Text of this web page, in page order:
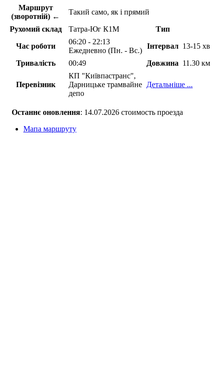
Маршрут
(зворотній) ←
Такий само, як і прямий
Рухомий склад Татра-Юг К1М Тип
Час роботи
06:20 - 22:13
Ежедневно (Пн. - Вс.)
Інтервал 13-15 хв
Тривалість 00:49 Довжина 11.30 км
Перевізник
КП "Київпастранс",
Дарницьке трамвайне
депо
Детальніше ...
Останнє оновлення: 14.07.2026 стоимость проезда
Мапа маршруту